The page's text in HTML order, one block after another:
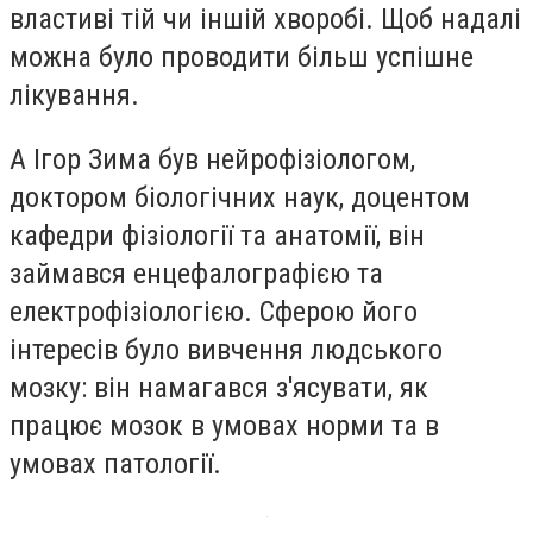
властиві тій чи іншій хворобі. Щоб надалі
можна було проводити більш успішне
лікування.
А Ігор Зима був нейрофізіологом,
доктором біологічних наук, доцентом
кафедри фізіології та анатомії, він
займався енцефалографією та
електрофізіологією. Сферою його
інтересів було вивчення людського
мозку: він намагався з'ясувати, як
працює мозок в умовах норми та в
умовах патології.